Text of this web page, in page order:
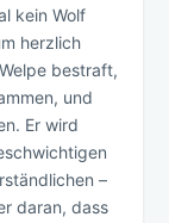
kein Wolf
herzlich
bestraft,
und
Er wird
–
daran, dass